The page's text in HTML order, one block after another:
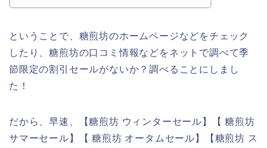
ということで、糖煎坊のホームページなどをチェック
したり、糖煎坊の口コミ情報などをネットで調べて季
節限定の割引セールがないか？調べることにしまし
た！
だから、早速、【糖煎坊 ウィンターセール】【 糖煎坊
サマーセール】【 糖煎坊 オータムセール】【糖煎坊 ス